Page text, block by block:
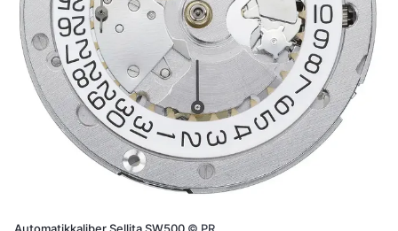
Automatikkaliber Sellita SW500 © PR